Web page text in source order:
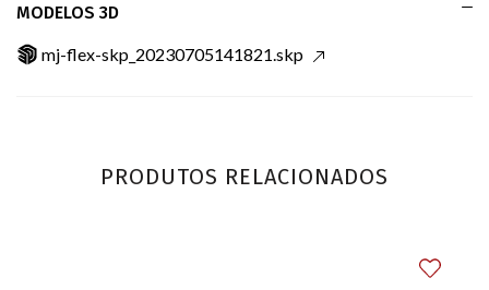
MODELOS 3D
mj-flex-skp_20230705141821.skp
PRODUTOS RELACIONADOS